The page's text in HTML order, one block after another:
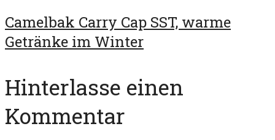
Camelbak Carry Cap SST, warme
Getränke im Winter
Hinterlasse einen
Kommentar